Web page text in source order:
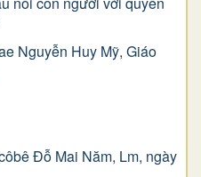
Nguyễn Huy Mỹ, Giáo
Ðỗ Mai Năm, Lm, ngày